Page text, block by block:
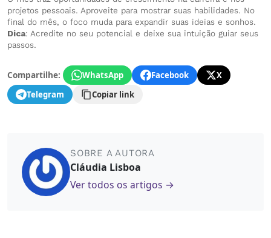
projetos pessoais. Aproveite para mostrar suas habilidades. No
final do mês, o foco muda para expandir suas ideias e sonhos.
Dica: Acredite no seu potencial e deixe sua intuição guiar seus
passos.
Compartilhe: WhatsApp Facebook
X
Telegram
Copiar link
SOBRE A AUTORA
Cláudia Lisboa
Ver todos os artigos →